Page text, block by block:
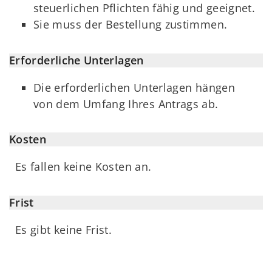
steuerlichen Pflichten fähig und geeignet.
Sie muss der Bestellung zustimmen.
Erforderliche Unterlagen
Die erforderlichen Unterlagen hängen
von dem Umfang Ihres Antrags ab.
Kosten
Es fallen keine Kosten an.
Frist
Es gibt keine Frist.